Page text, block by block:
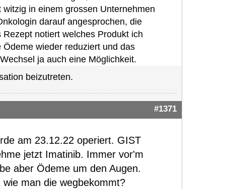
in einem grossen Unternehmen
darauf angesprochen, die
notiert welches Produkt ich
wieder reduziert und das
ja auch eine Möglichkeit.
beizutreten.
#1371
am 23.12.22 operiert. GIST
jetzt Imatinib. Immer vor'm
aber Ödeme um den Augen.
man die wegbekommt?